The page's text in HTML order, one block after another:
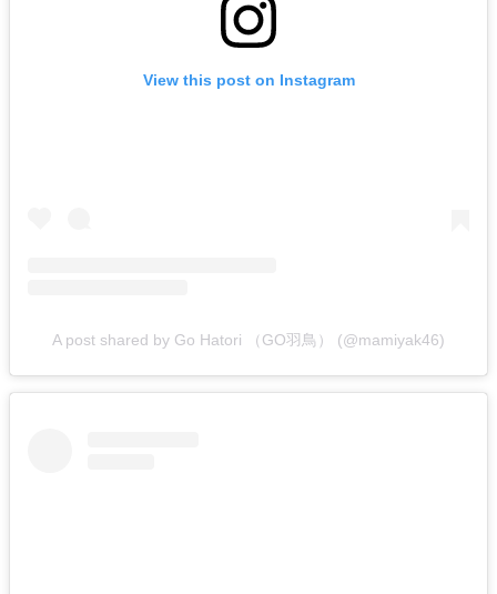
View this post on Instagram
A post shared by Go Hatori （GO羽鳥） (@mamiyak46)